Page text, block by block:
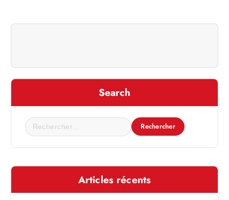
a
t
i
o
d
e
Search
R
e
c
e
c
Articles récents